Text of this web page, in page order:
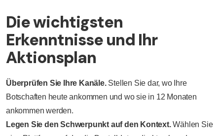
Die wichtigsten
Erkenntnisse und Ihr
Aktionsplan
Überprüfen Sie Ihre Kanäle. Stellen Sie dar, wo Ihre
Botschaften heute ankommen und wo sie in 12 Monaten
ankommen werden.
Legen Sie den Schwerpunkt auf den Kontext.Wählen Sie